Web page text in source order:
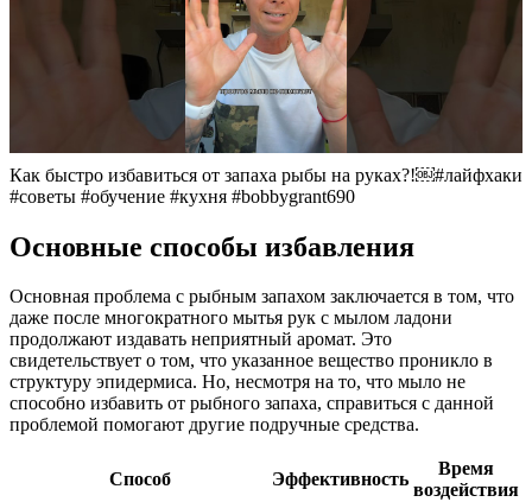
Как быстро избавиться от запаха рыбы на руках?!￼#лайфхаки
#советы #обучение #кухня #bobbygrant690
Основные способы избавления
Основная проблема с рыбным запахом заключается в том, что
даже после многократного мытья рук с мылом ладони
продолжают издавать неприятный аромат. Это
свидетельствует о том, что указанное вещество проникло в
структуру эпидермиса. Но, несмотря на то, что мыло не
способно избавить от рыбного запаха, справиться с данной
проблемой помогают другие подручные средства.
Способ Эффективность
Время
воздействия